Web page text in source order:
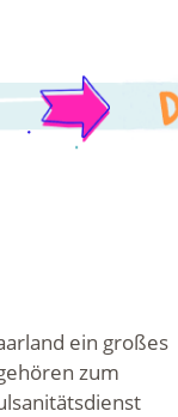
ein großes
zum